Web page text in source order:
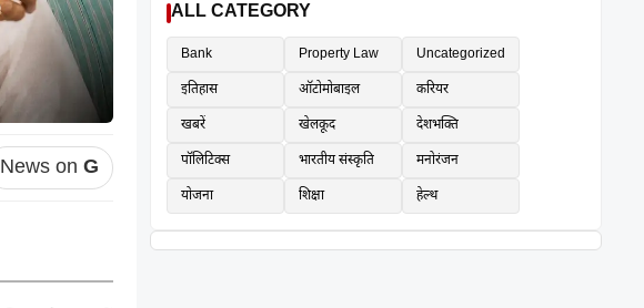
News onG
ALL CATEGORY
Bank Property Law
Uncategorized
इतिहास
ऑटोमोबाइल
करियर
खबरें
खेलकूद
देशभक्ति
पॉलिटिक्स
भारतीय संस्कृति
मनोरंजन
योजना
शिक्षा हेल्थ